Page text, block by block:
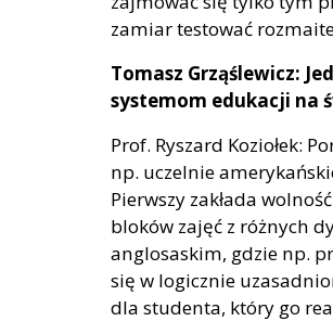
zamiar testować
Tomasz Grząślewicz:
systemom edukacji na
Prof. Ryszard Koziołek:
np. uczelnie
Pierwszy zakłada
bloków zajęć z różnych
anglosaskim, gdzie np.
się w logicznie
dla studenta, który go